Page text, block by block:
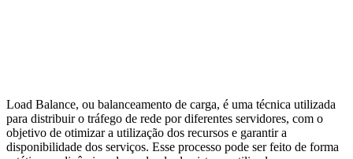
Load Balance, ou balanceamento de carga, é uma técnica utilizada
para distribuir o tráfego de rede por diferentes servidores, com o
objetivo de otimizar a utilização dos recursos e garantir a
disponibilidade dos serviços. Esse processo pode ser feito de forma